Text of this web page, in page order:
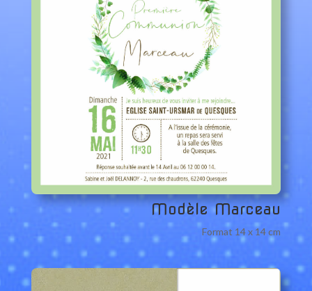
Modèle Marceau
Format 14 x 14 cm